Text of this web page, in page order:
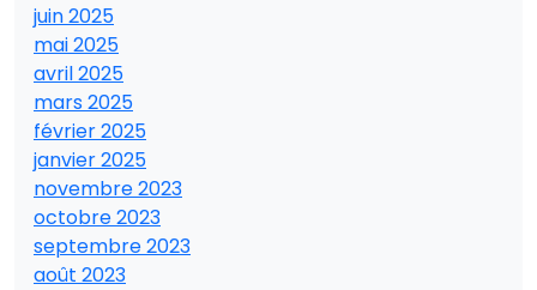
juin 2025
mai 2025
avril 2025
mars 2025
février 2025
janvier 2025
novembre 2023
octobre 2023
septembre 2023
août 2023